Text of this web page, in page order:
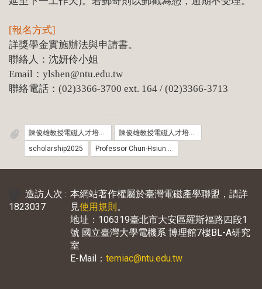
[報名方式]
詳獎學金實施辦法與申請書。
聯絡人：沈妍伶小姐
Email：ylshen@ntu.edu.tw
聯絡電話：(02)3366-3700 ext. 164 / (02)3366-3713
scholarship2025
Professor Chun-Hsiung Chen Scholarship for Talent Cultivation in Electromagnetics_Application2025
本網站著作權屬於臺灣電磁產學聯盟，請詳
見使用規則。
地址：106319臺北市大安區羅斯福路四段1
號 國立臺灣大學電機系 博理館7樓BL-A研究
室
E-Mail： temiac@ntu.edu.tw
造訪人次 :
1823037